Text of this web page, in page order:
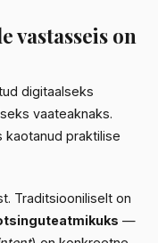
vastasseis on
digitaalseks
vaateaknaks.
kaotanud praktilise
Traditsiooniliselt on
—